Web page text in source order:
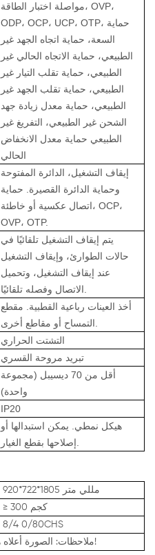
مواصلة اختبار الطاقة، OVP،
ODP، OCP، UCP، OTP، حماية
السعة، حماية اتجاه الجهد غير
الطبيعي، حماية الاتجاه الحالي غير
الطبيعي، حماية تقلب التيار غير
الطبيعي، حماية تقلب الجهد غير
الطبيعي، حماية معدل زيادة جهد
الشحن غير الطبيعي، التفريغ غير
الطبيعي حماية معدل الانخفاض
الحالي
إيقاف التشغيل، الدائرة المفتوحة
وحماية الدائرة القصيرة. حماية
اتصال عكسية أو خاطئة، OCP،
OVP، OTP.
يتم إيقاف التشغيل تلقائيًا في
حالات الطوارئ، وإيقاف التشغيل
عند إيقاف التشغيل، وتحميل
الاتصال وفصله تلقائيًا.
أخذ العينات رباعية القطبية. مقطع
التمساح أو مقاطع أخرى.
التشتت الحراري
تبريد مروحة القسري
أقل من 70 ديسيبل (مجموعة
واحدة)
IP20
هيكل نمطي. يمكن استبدالها أو
إصلاحها بقطع الغيار.
920*722*1805 مللي متر
≥ 300 كجم
8/4 0/80CHS
ملاحظات: الصورة أعلاه هي للإشارة فقط، وتخضع لهذا النوع!